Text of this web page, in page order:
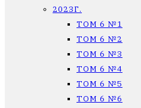
2023Г.
ТОМ 6 №1
ТОМ 6 №2
ТОМ 6 №3
ТОМ 6 №4
ТОМ 6 №5
ТОМ 6 №6